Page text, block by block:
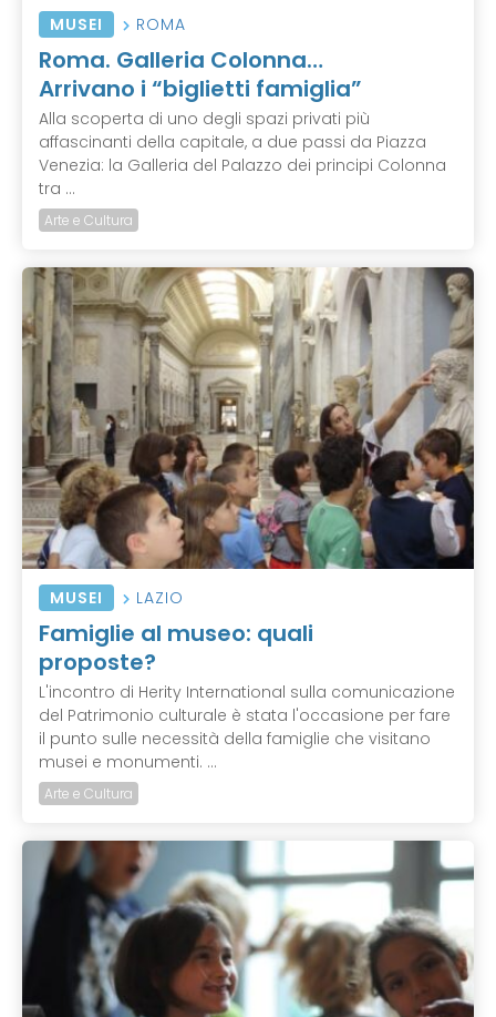
MUSEI ROMA
Roma. Galleria Colonna…
Arrivano i “biglietti famiglia”
Alla scoperta di uno degli spazi privati più
affascinanti della capitale, a due passi da Piazza
Venezia: la Galleria del Palazzo dei principi Colonna
tra ...
Arte e Cultura
MUSEI LAZIO
Famiglie al museo: quali
proposte?
L'incontro di Herity International sulla comunicazione
del Patrimonio culturale è stata l'occasione per fare
il punto sulle necessità della famiglie che visitano
musei e monumenti. ...
Arte e Cultura